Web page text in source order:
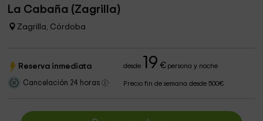
La Cabaña (Zagrilla)
Zagrilla, Córdoba
Reserva inmediata desde 19 €persona y noche
Cancelación 24 horas Precio fin de semana desde 500€